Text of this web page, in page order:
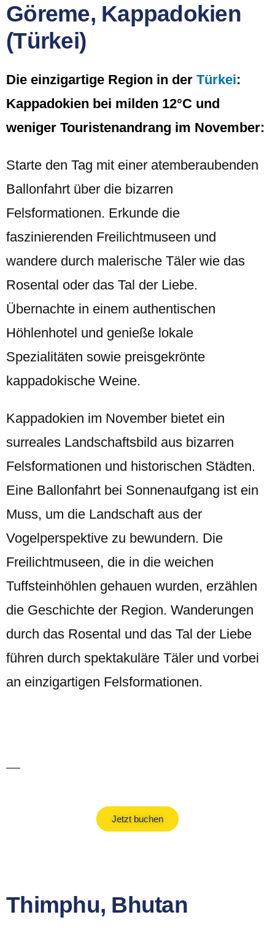
Göreme, Kappadokien
(Türkei)
Die einzigartige Region in der Türkei:
Kappadokien bei milden 12°C und
weniger Touristenandrang im November:
Starte den Tag mit einer atemberaubenden
Ballonfahrt über die bizarren
Felsformationen. Erkunde die
faszinierenden Freilichtmuseen und
wandere durch malerische Täler wie das
Rosental oder das Tal der Liebe.
Übernachte in einem authentischen
Höhlenhotel und genieße lokale
Spezialitäten sowie preisgekrönte
kappadokische Weine.
Kappadokien im November bietet ein
surreales Landschaftsbild aus bizarren
Felsformationen und historischen Städten.
Eine Ballonfahrt bei Sonnenaufgang ist ein
Muss, um die Landschaft aus der
Vogelperspektive zu bewundern. Die
Freilichtmuseen, die in die weichen
Tuffsteinhöhlen gehauen wurden, erzählen
die Geschichte der Region. Wanderungen
durch das Rosental und das Tal der Liebe
führen durch spektakuläre Täler und vorbei
an einzigartigen Felsformationen.
Jetzt buchen
Thimphu, Bhutan